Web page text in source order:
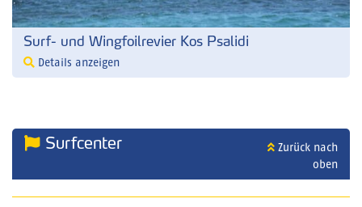
Surf- und Wingfoilrevier Kos Psalidi
Details anzeigen
Surfcenter
Zurück nach
oben